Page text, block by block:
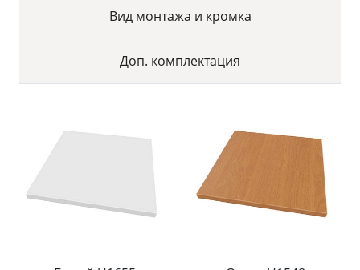
Вид монтажа и кромка
Доп. комплектация